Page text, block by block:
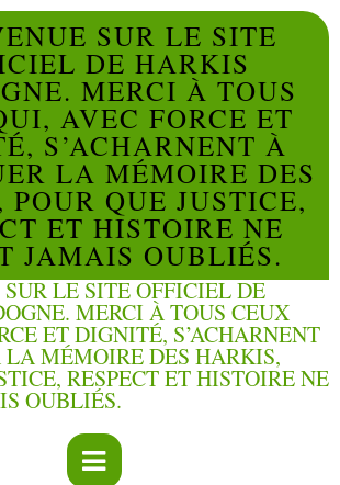
SUR LE SITE
DE HARKIS
MERCI À TOUS
AVEC FORCE ET
S’ACHARNENT À
LA MÉMOIRE DES
QUE JUSTICE,
ET HISTOIRE NE
JAMAIS OUBLIÉS.